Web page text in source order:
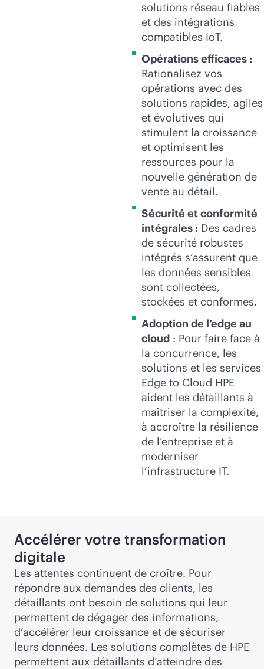
solutions réseau fiables
et des intégrations
compatibles IoT.
Opérations efficaces :
Rationalisez vos
opérations avec des
solutions rapides, agiles
et évolutives qui
stimulent la croissance
et optimisent les
ressources pour la
nouvelle génération de
vente au détail.
Sécurité et conformité
intégrales : Des cadres
de sécurité robustes
intégrés s’assurent que
les données sensibles
sont collectées,
stockées et conformes.
Adoption de l’edge au
cloud : Pour faire face à
la concurrence, les
solutions et les services
Edge to Cloud HPE
aident les détaillants à
maîtriser la complexité,
à accroître la résilience
de l’entreprise et à
moderniser
l’infrastructure IT.
Accélérer votre transformation
digitale
Les attentes continuent de croître. Pour
répondre aux demandes des clients, les
détaillants ont besoin de solutions qui leur
permettent de dégager des informations,
d’accélérer leur croissance et de sécuriser
leurs données. Les solutions complètes de HPE
permettent aux détaillants d’atteindre des